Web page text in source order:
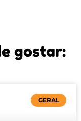
gostar:
GERAL